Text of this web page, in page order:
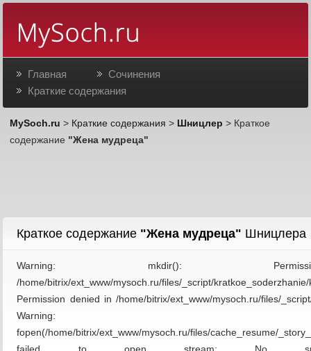
Главная
Сочинения
Краткие содержания
MySoch.ru > Краткие содержания > Шницлер > Краткое
содержание "Жена мудреца"
Краткое содержание "Жена мудреца" Шницлера
Warning: mkdir():
/home/bitrix/ext_www/mysoch.ru/files/_script/
Permission denied in /home/bitrix/ext_www/mysoch.ru/files/
Warning:
fopen(/home/bitrix/ext_www/mysoch.ru/files/cache_resume/